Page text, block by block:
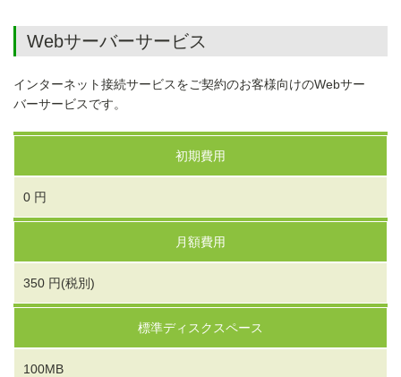
Webサーバーサービス
インターネット接続サービスをご契約のお客様向けのWebサー
バーサービスです。
初期費用
0 円
月額費用
350 円(税別)
標準ディスクスペース
100MB